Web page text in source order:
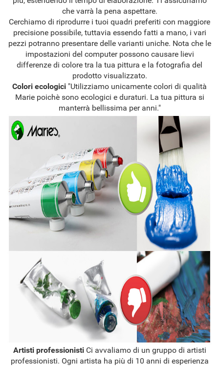
che varrà la pena aspettare.
Cerchiamo di riprodurre i tuoi quadri preferiti con maggiore
precisione possibile, tuttavia essendo fatti a mano, i vari
pezzi potranno presentare delle varianti uniche. Nota che le
impostazioni del computer possono causare lievi
differenze di colore tra la tua pittura e la fotografia del
prodotto visualizzato.
Colori ecologici "Utilizziamo unicamente colori di qualità
Marie poichè sono ecologici e duraturi. La tua pittura si
manterrà bellissima per anni."
Artisti professionisti Ci avvaliamo di un gruppo di artisti
professionisti. Ogni artista ha più di 10 anni di esperienza